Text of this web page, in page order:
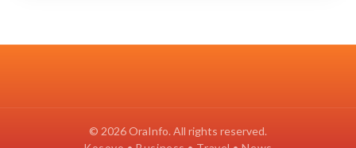
© 2026 OraInfo. All rights reserved.